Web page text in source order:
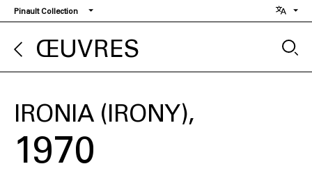
Aller
au
contenu
principal
Pinault Collection
ŒUVRES
IRONIA (IRONY)
1970